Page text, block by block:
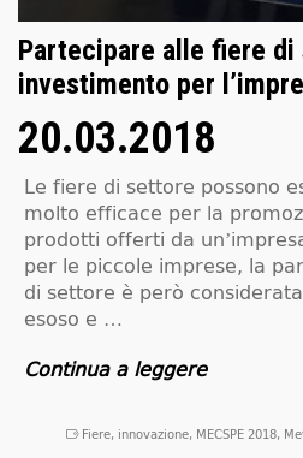
Partecipare alle fiere
investimento per
20.03.2018
Le fiere di settore possono
molto efficace per la
prodotti offerti da
per le piccole imprese, la
di settore è però
esoso e …
Continua a leggere
Fiere, innovazione, MECSPE 2018,